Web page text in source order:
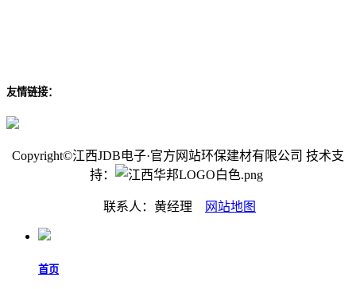
友情链接：
Copyright©江西JDB电子·官方网站环保建材有限公司 技术支
持：
联系人：黄经理 网站地图
首页